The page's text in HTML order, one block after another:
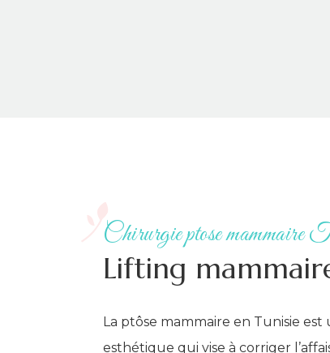
Chirurgie ptose mammaire
Lifting
La ptôse mammaire en Tunisie
esthétique qui vise à corriger